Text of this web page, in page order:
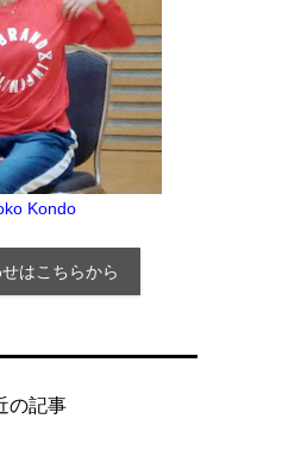
Kondo
はこちらから
の記事